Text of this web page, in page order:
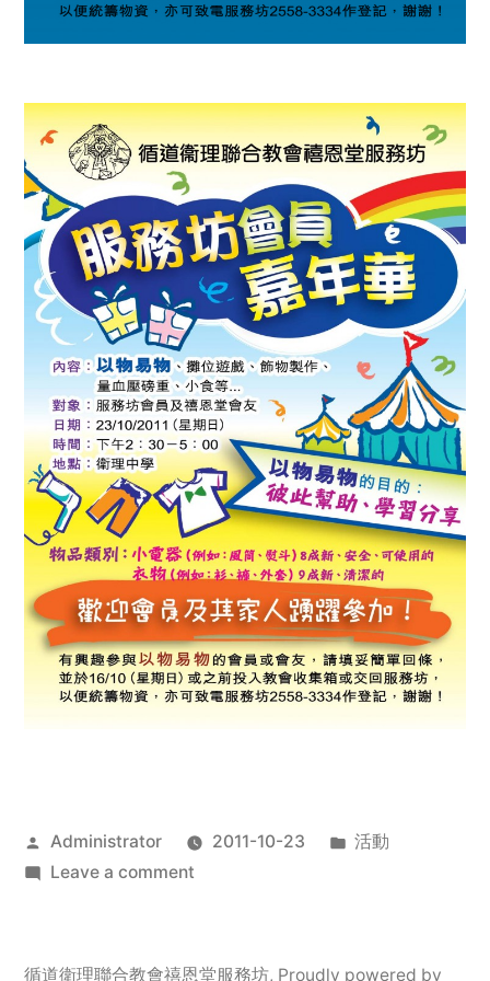
Posted
by
Administrator 2011-10-23
Posted
活動
Leave a commenton
服
循道衛理聯合教會禧恩堂服務坊, Proudly powered by